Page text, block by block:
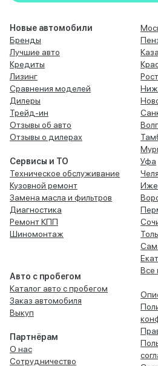
Новые автомобили
Бренды
Лучшие авто
Кредиты
Лизинг
Сравнения моделей
Дилеры
Трейд-ин
Отзывы об авто
Отзывы о дилерах
Сервисы и ТО
Техническое обслуживание
Кузовной ремонт
Замена масла и фильтров
Диагностика
Ремонт КПП
Шиномонтаж
Авто с пробегом
Каталог авто с пробегом
Заказ автомобиля
Выкуп
Партнёрам
О нас
Сотрудничество
Уфа
Все